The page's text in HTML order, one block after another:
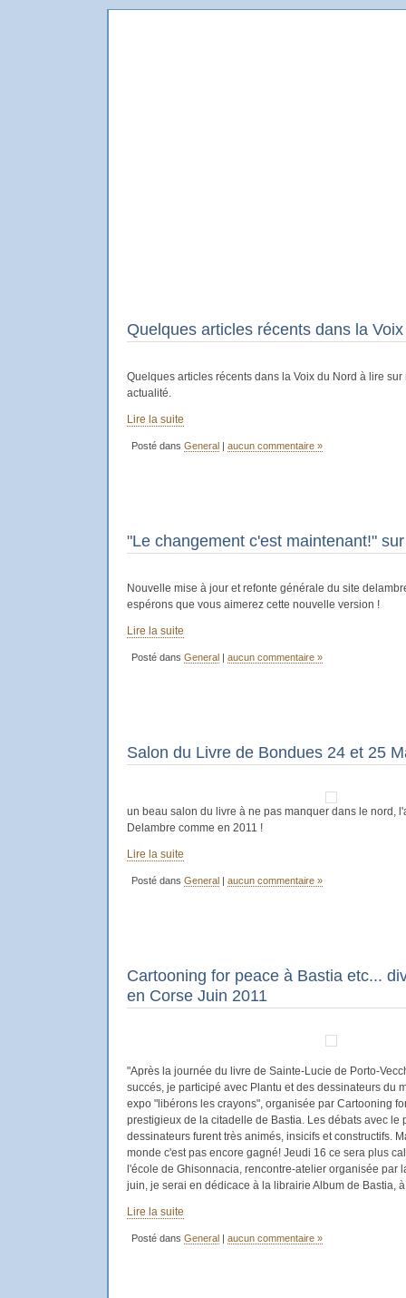
Quelques articles récents dans la
Quelques articles récents dans la Voix du Nord à lire sur
actualité.
Lire la suite
Posté dans General | aucun commentaire »
"Le changement c'est maintenant!"
Nouvelle mise à jour et refonte générale du site
espérons que vous aimerez cette nouvelle version !
Lire la suite
Posté dans General | aucun commentaire »
Salon du Livre de Bondues 24 et 25
un beau salon du livre à ne pas manquer dans le nord,
Delambre comme en 2011 !
Lire la suite
Posté dans General | aucun commentaire »
Cartooning for peace à Bastia etc...
en Corse Juin 2011
"Après la journée du livre de Sainte-Lucie de Porto-
succés, je participé avec Plantu et des dessinateurs du
expo "libérons les crayons", organisée par Cartooning
prestigieux de la citadelle de Bastia. Les débats avec le
dessinateurs furent très animés, insicifs et constructifs.
monde c'est pas encore gagné! Jeudi 16 ce sera plus
l'école de Ghisonnacia, rencontre-atelier organisée par
juin, je serai en dédicace à la librairie Album de Bastia,
Lire la suite
Posté dans General aucun commentaire »